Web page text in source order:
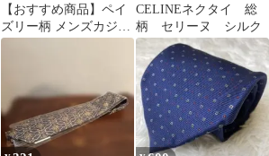
【おすすめ商品】ペイ
ズリー柄 メンズカジュ
アルネクタイ ダステ
CELINEネクタイ 総
柄 セリーヌ シルク